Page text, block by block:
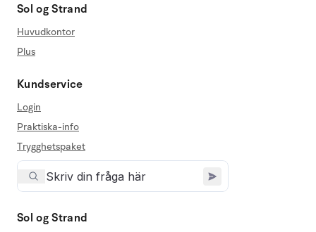
Sol og Strand
Huvudkontor
Plus
Kundservice
Login
Praktiska-info
Trygghetspaket
Sol og Strand